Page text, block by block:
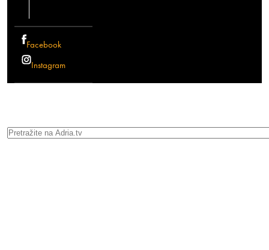
Facebook
Instagram
Search